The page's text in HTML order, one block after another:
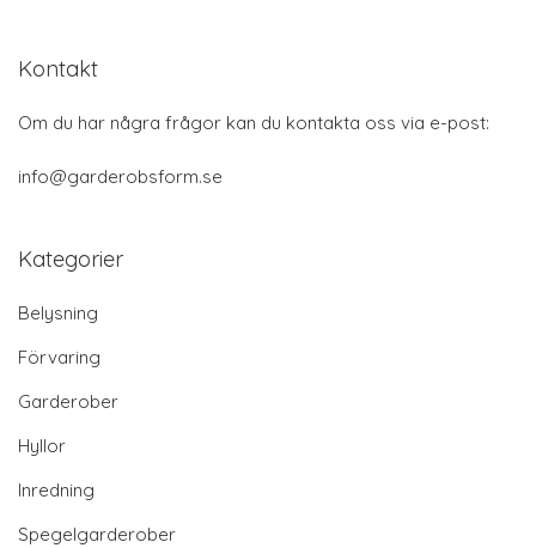
Kontakt
Om du har några frågor kan du kontakta oss via e-post:
info@garderobsform.se
Kategorier
Belysning
Förvaring
Garderober
Hyllor
Inredning
Spegelgarderober